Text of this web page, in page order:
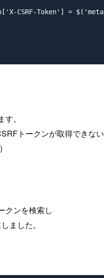
CSRF-Token'] =
。
トークンが取得できな
クンを検索し
ました。